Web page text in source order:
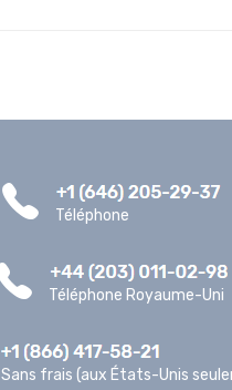
Téléphone
Téléphone Royaume-Uni
Sans frais (aux États-Unis